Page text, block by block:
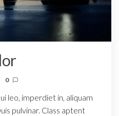
0
leo, imperdiet in, aliquam
pulvinar. Class aptent